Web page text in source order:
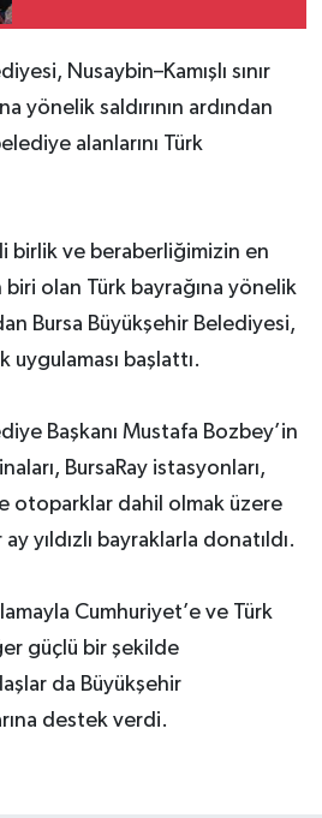
Nusaybin–Kamışlı sınır
yönelik saldırının ardından
alanlarını Türk
birlik ve beraberliğimizin en
olan Türk bayrağına yönelik
Bursa Büyükşehir Belediyesi,
başlattı.
Başkanı Mustafa Bozbey’in
BursaRay istasyonları,
otoparklar dahil olmak üzere
yıldızlı bayraklarla donatıldı.
Cumhuriyet’e ve Türk
güçlü bir şekilde
da Büyükşehir
destek verdi.